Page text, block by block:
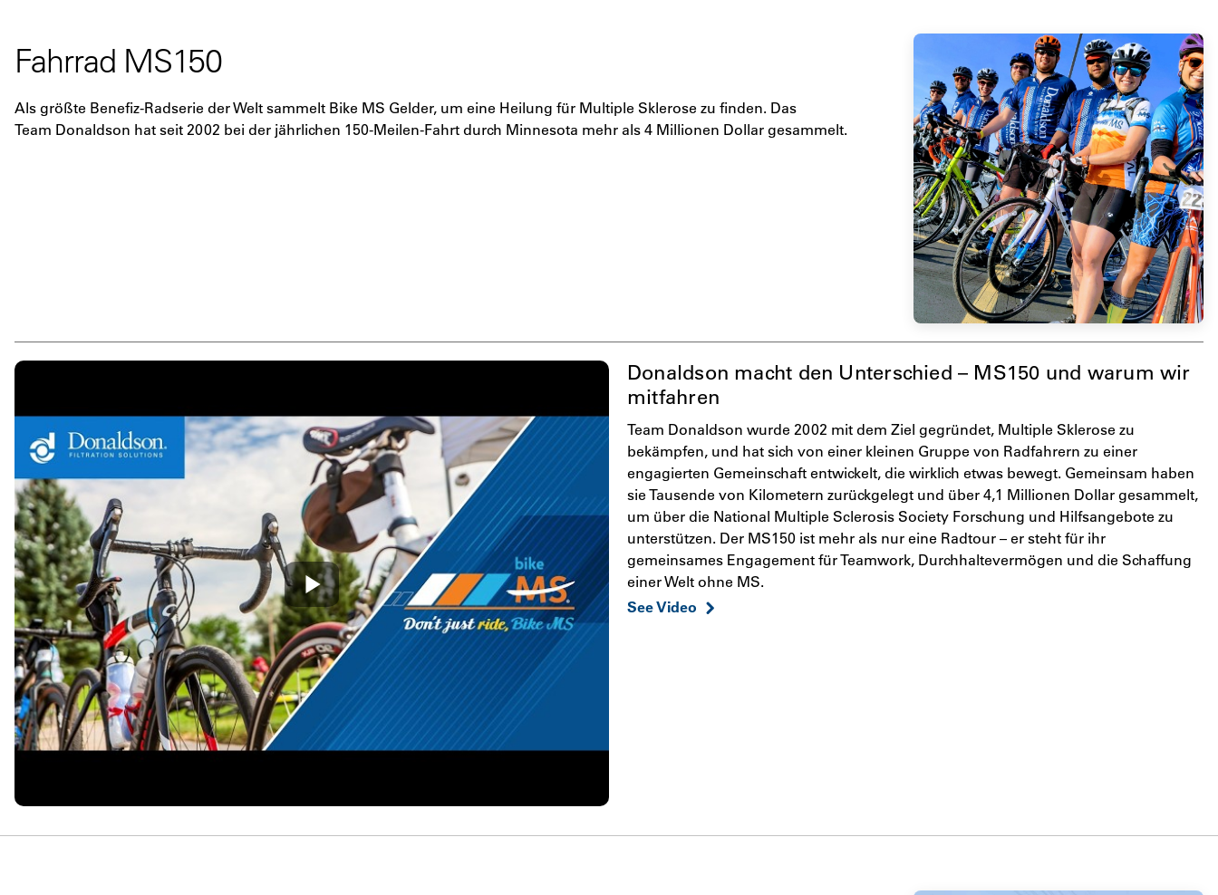
Fahrrad MS150
Als größte Benefiz-Radserie der Welt sammelt Bike MS Gelder, um eine Heilung für Multiple Sklerose zu finden. Das
Team Donaldson hat seit 2002 bei der jährlichen 150-Meilen-Fahrt durch Minnesota mehr als 4 Millionen Dollar gesammelt.
Donaldson macht den Unterschied – MS150 und warum wir
mitfahren
Team Donaldson wurde 2002 mit dem Ziel gegründet, Multiple Sklerose zu
bekämpfen, und hat sich von einer kleinen Gruppe von Radfahrern zu einer
engagierten Gemeinschaft entwickelt, die wirklich etwas bewegt. Gemeinsam haben
sie Tausende von Kilometern zurückgelegt und über 4,1 Millionen Dollar gesammelt,
um über die National Multiple Sclerosis Society Forschung und Hilfsangebote zu
unterstützen. Der MS150 ist mehr als nur eine Radtour – er steht für ihr
gemeinsames Engagement für Teamwork, Durchhaltevermögen und die Schaffung
einer Welt ohne MS.
See Video